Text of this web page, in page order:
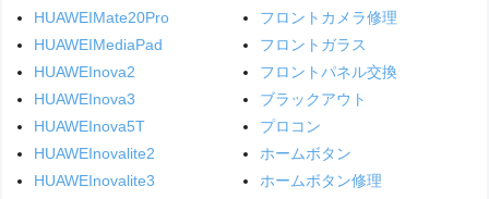
HUAWEIMate20Pro
HUAWEIMediaPad
HUAWEInova2
HUAWEInova3
HUAWEInova5T
HUAWEInovalite2
HUAWEInovalite3
フロントカメラ修理
フロントガラス
フロントパネル交換
ブラックアウト
プロコン
ホームボタン
ホームボタン修理